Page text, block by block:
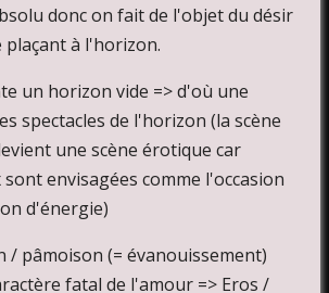
donc on fait de l'objet du désir
plaçant à l'horizon.
un horizon vide => d'où une
spectacles de l'horizon (la scène
une scène érotique car
envisagées comme l'occasion
d'énergie)
/ pâmoison (= évanouissement)
fatal de l'amour => Eros /